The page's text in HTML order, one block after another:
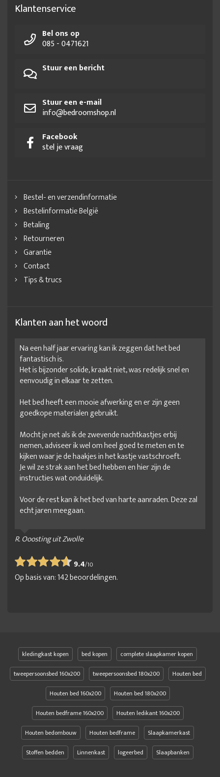
Klantenservice
Bel ons op
085 - 0471621
Stuur een bericht
Stuur een e-mail
info@bedroomshop.nl
Facebook
stel je vraag
Bestel- en verzendinformatie
Bestelinformatie België
Betaling
Retourneren
Garantie
Contact
Tips & trucs
Klanten aan het woord
Na een half jaar ervaring kan ik zeggen dat het bed
fantastisch is.
Het is bijzonder solide, kraakt niet, was redelijk snel en
eenvoudig in elkaar te zetten.
Het bed heeft een mooie afwerking en er zijn geen
goedkope materialen gebruikt.
Mocht je net als ik de zwevende nachtkastjes erbij
nemen, adviseer ik wel om heel goed te meten en te
kijken waar je de haakjes in het kastje vastschroeft.
Je wil ze strak aan het bed hebben en hier zijn de
instructies wat onduidelijk.
Voor de rest kan ik het bed van harte aanraden. Deze zal
echt jaren meegaan.
R. Ooosting uit Zwolle
9.4/10
Op basis van:142beoordelingen.
kledingkast kopen bed kopen
complete slaapkamer kopen
tweepersoonsbed 160x200
tweepersoonsbed 180x200
Houten bed
Houten bed 160x200
Houten bed 180x200
Houten bedframe 160x200
Houten ledikant 160x200
Houten bedombouw
Houten bedframe
Slaapkamerkast
Stoffen bedden
Linnenkast logeerbed Slaapbanken